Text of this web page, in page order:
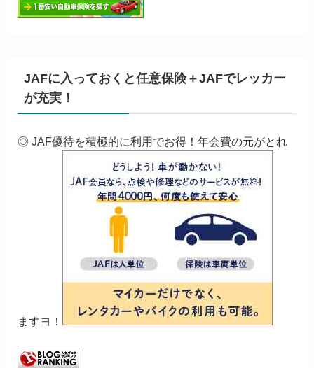
JAFに入っておくと任意保険＋JAFでレッカー
が充実！
◎ JAF優待を積極的に利用でお得！年会費の元がとれ
ますヨ！